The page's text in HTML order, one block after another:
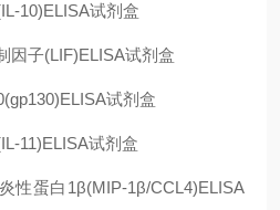
10)ELISA试剂盒
因子(LIF)ELISA试剂盒
试剂盒
11)ELISA试剂盒
性蛋白1β(MIP-1β/CCL4)ELISA